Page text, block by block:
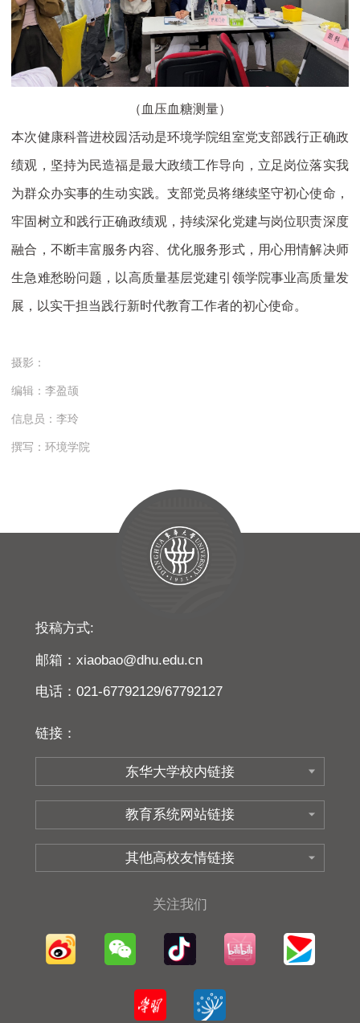
（血压血糖测量）
本次健康科普进校园活动是环境学院组室党支部践行正确政
绩观，坚持为民造福是最大政绩工作导向，立足岗位落实我
为群众办实事的生动实践。支部党员将继续坚守初心使命，
牢固树立和践行正确政绩观，持续深化党建与岗位职责深度
融合，不断丰富服务内容、优化服务形式，用心用情解决师
生急难愁盼问题，以高质量基层党建引领学院事业高质量发
展，以实干担当践行新时代教育工作者的初心使命。
摄影：
编辑：李盈颉
信息员：李玲
撰写：环境学院
投稿方式:
邮箱：xiaobao@dhu.edu.cn
电话：021-67792129/67792127
链接：
关注我们